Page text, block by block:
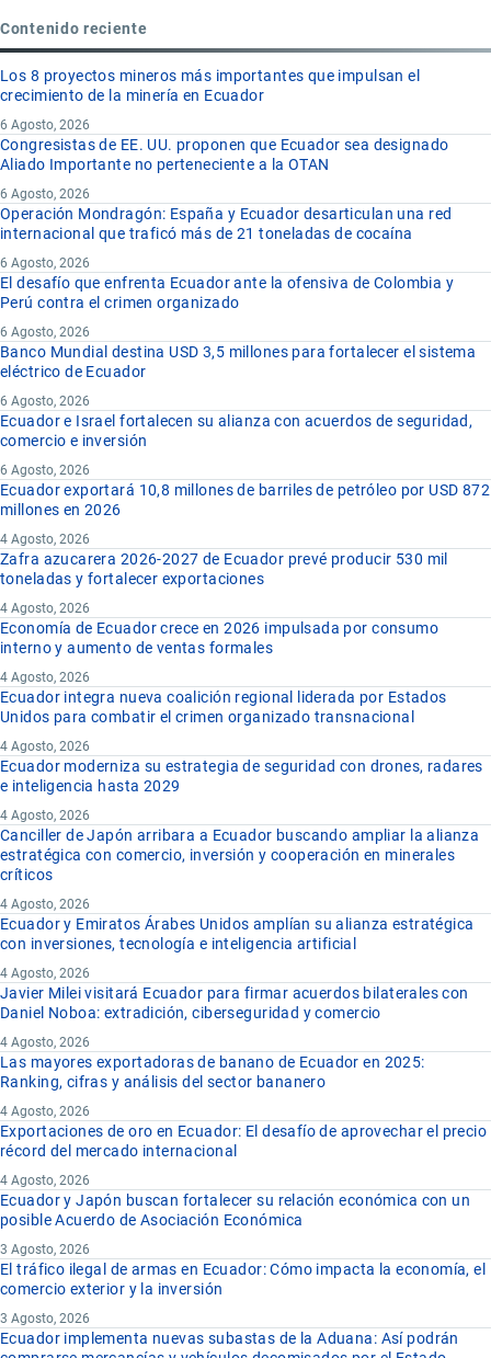
Contenido reciente
Los 8 proyectos mineros más importantes que impulsan el
crecimiento de la minería en Ecuador
6 Agosto, 2026
Congresistas de EE. UU. proponen que Ecuador sea designado
Aliado Importante no perteneciente a la OTAN
6 Agosto, 2026
Operación Mondragón: España y Ecuador desarticulan una red
internacional que traficó más de 21 toneladas de cocaína
6 Agosto, 2026
El desafío que enfrenta Ecuador ante la ofensiva de Colombia y
Perú contra el crimen organizado
6 Agosto, 2026
Banco Mundial destina USD 3,5 millones para fortalecer el sistema
eléctrico de Ecuador
6 Agosto, 2026
Ecuador e Israel fortalecen su alianza con acuerdos de seguridad,
comercio e inversión
6 Agosto, 2026
Ecuador exportará 10,8 millones de barriles de petróleo por USD 872
millones en 2026
4 Agosto, 2026
Zafra azucarera 2026-2027 de Ecuador prevé producir 530 mil
toneladas y fortalecer exportaciones
4 Agosto, 2026
Economía de Ecuador crece en 2026 impulsada por consumo
interno y aumento de ventas formales
4 Agosto, 2026
Ecuador integra nueva coalición regional liderada por Estados
Unidos para combatir el crimen organizado transnacional
4 Agosto, 2026
Ecuador moderniza su estrategia de seguridad con drones, radares
e inteligencia hasta 2029
4 Agosto, 2026
Canciller de Japón arribara a Ecuador buscando ampliar la alianza
estratégica con comercio, inversión y cooperación en minerales
críticos
4 Agosto, 2026
Ecuador y Emiratos Árabes Unidos amplían su alianza estratégica
con inversiones, tecnología e inteligencia artificial
4 Agosto, 2026
Javier Milei visitará Ecuador para firmar acuerdos bilaterales con
Daniel Noboa: extradición, ciberseguridad y comercio
4 Agosto, 2026
Las mayores exportadoras de banano de Ecuador en 2025:
Ranking, cifras y análisis del sector bananero
4 Agosto, 2026
Exportaciones de oro en Ecuador: El desafío de aprovechar el precio
récord del mercado internacional
4 Agosto, 2026
Ecuador y Japón buscan fortalecer su relación económica con un
posible Acuerdo de Asociación Económica
3 Agosto, 2026
El tráfico ilegal de armas en Ecuador: Cómo impacta la economía, el
comercio exterior y la inversión
3 Agosto, 2026
Ecuador implementa nuevas subastas de la Aduana: Así podrán